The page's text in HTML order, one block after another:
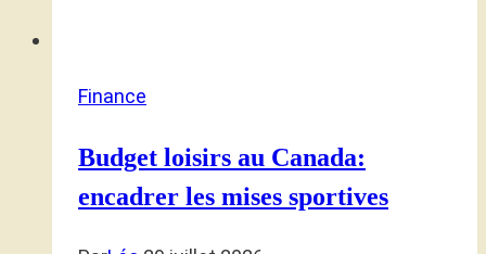
Finance
Budget loisirs au Canada:
encadrer les mises sportives